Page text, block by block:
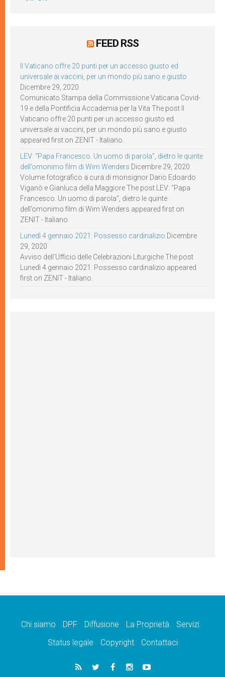
FEED RSS
Il Vaticano offre 20 punti per un accesso giusto ed
universale ai vaccini, per un mondo più sano e giusto
Dicembre 29, 2020
Comunicato Stampa della Commissione Vaticana Covid-
19 e della Pontificia Accademia per la Vita The post Il
Vaticano offre 20 punti per un accesso giusto ed
universale ai vaccini, per un mondo più sano e giusto
appeared first on ZENIT - Italiano.
LEV: “Papa Francesco. Un uomo di parola”, dietro le quinte
dell’omonimo film di Wim Wenders Dicembre 29, 2020
Volume fotografico a cura di monsignor Dario Edoardo
Viganò e Gianluca della Maggiore The post LEV: “Papa
Francesco. Un uomo di parola”, dietro le quinte
dell’omonimo film di Wim Wenders appeared first on
ZENIT - Italiano.
Lunedì 4 gennaio 2021: Possesso cardinalizio Dicembre
29, 2020
Avviso dell’Ufficio delle Celebrazioni Liturgiche The post
Lunedì 4 gennaio 2021: Possesso cardinalizio appeared
first on ZENIT - Italiano.
Chi siamo DPF Diffusione La Proprietà
Servizi
Status legale
Copyright Contattaci